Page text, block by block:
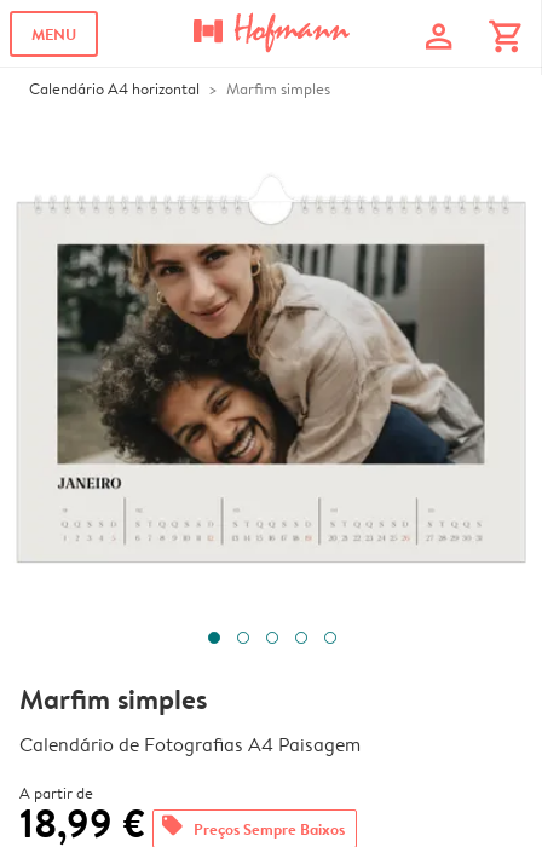
MENU profile shopping_cart
Calendário A4 horizontal Marfim simples
Marfim simples
Calendário de Fotografias A4 Paisagem
A partir de
18,99 € offers Preços Sempre Baixos